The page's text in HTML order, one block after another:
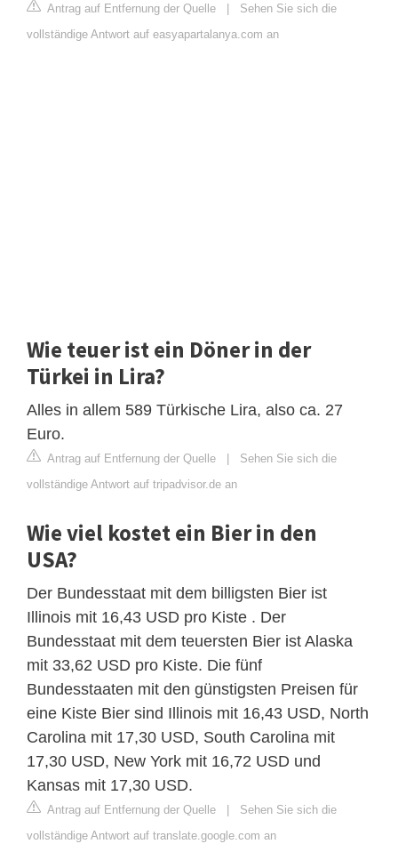
Antrag auf Entfernung der Quelle | Sehen Sie sich die
vollständige Antwort auf easyapartalanya.com an
Wie teuer ist ein Döner in der
Türkei in Lira?
Alles in allem 589 Türkische Lira, also ca. 27
Euro.
Antrag auf Entfernung der Quelle | Sehen Sie sich die
vollständige Antwort auf tripadvisor.de an
Wie viel kostet ein Bier in den
USA?
Der Bundesstaat mit dem billigsten Bier ist
Illinois mit 16,43 USD pro Kiste . Der
Bundesstaat mit dem teuersten Bier ist Alaska
mit 33,62 USD pro Kiste. Die fünf
Bundesstaaten mit den günstigsten Preisen für
eine Kiste Bier sind Illinois mit 16,43 USD, North
Carolina mit 17,30 USD, South Carolina mit
17,30 USD, New York mit 16,72 USD und
Kansas mit 17,30 USD.
Antrag auf Entfernung der Quelle | Sehen Sie sich die
vollständige Antwort auf translate.google.com an